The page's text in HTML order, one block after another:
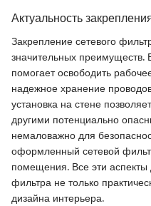
Актуальность
Закрепление сетевого
значительных
помогает освободить
надежное хранение
установка на стене
другими потенциально
немаловажно для
оформленный сетевой
помещения. Все эти аспекты
фильтра не только
дизайна интерьера.